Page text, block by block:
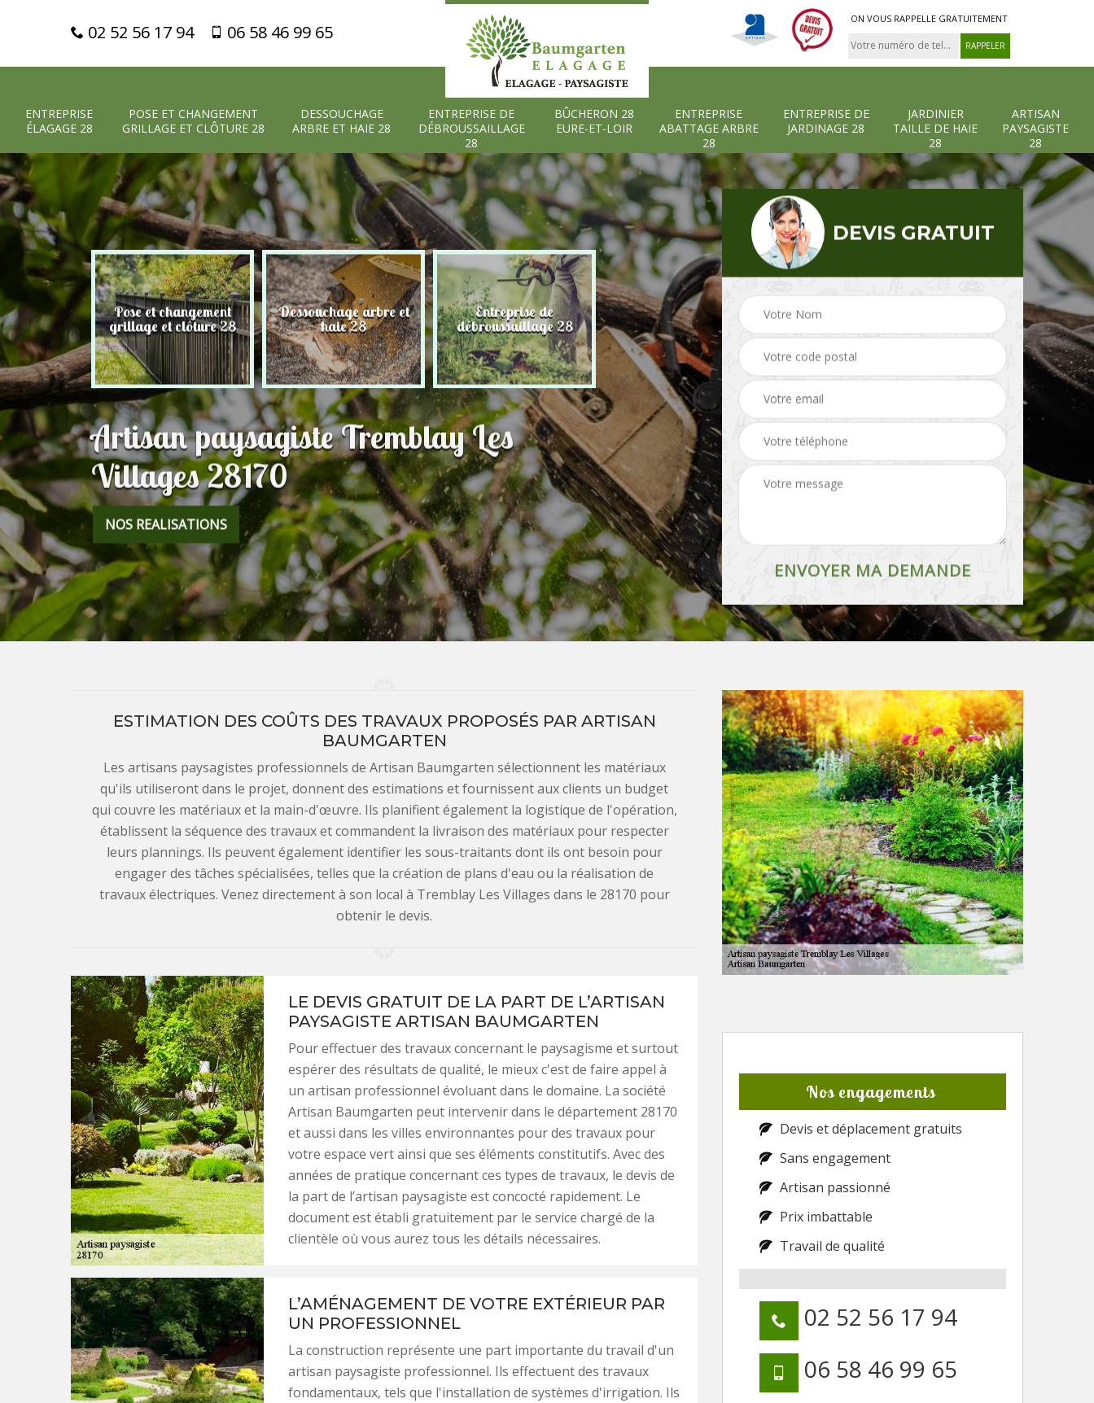
02 52 56 17 94 06 58 46 99 65
ON VOUS RAPPELLE GRATUITEMENT
ENTREPRISE
ÉLAGAGE 28
POSE ET CHANGEMENT
GRILLAGE ET CLÔTURE 28
DESSOUCHAGE
ARBRE ET HAIE 28
ENTREPRISE DE
DÉBROUSSAILLAGE
28
BÛCHERON 28
EURE-ET-LOIR
ENTREPRISE
ABATTAGE ARBRE
28
ENTREPRISE DE
JARDINAGE 28
JARDINIER
TAILLE DE HAIE
28
ARTISAN
PAYSAGISTE
28
28 Pose et changement
grillage et clôture 28
Dessouchage arbre et
haie 28
Entreprise de
débroussaillage 28
Bûcheron 28 Eure-et-
Loir
Entreprise abattage Entreprise de
jardinage 28
Artisan paysagiste Tremblay Les
Villages 28170
NOS REALISATIONS
DEVIS GRATUIT
ESTIMATION DES COÛTS DES TRAVAUX PROPOSÉS PAR ARTISAN
BAUMGARTEN
Les artisans paysagistes professionnels de Artisan Baumgarten sélectionnent les matériaux
qu'ils utiliseront dans le projet, donnent des estimations et fournissent aux clients un budget
qui couvre les matériaux et la main-d'œuvre. Ils planifient également la logistique de l'opération,
établissent la séquence des travaux et commandent la livraison des matériaux pour respecter
leurs plannings. Ils peuvent également identifier les sous-traitants dont ils ont besoin pour
engager des tâches spécialisées, telles que la création de plans d'eau ou la réalisation de
travaux électriques. Venez directement à son local à Tremblay Les Villages dans le 28170 pour
obtenir le devis.
LE DEVIS GRATUIT DE LA PART DE L’ARTISAN
PAYSAGISTE ARTISAN BAUMGARTEN
Pour effectuer des travaux concernant le paysagisme et surtout
espérer des résultats de qualité, le mieux c'est de faire appel à
un artisan professionnel évoluant dans le domaine. La société
Artisan Baumgarten peut intervenir dans le département 28170
et aussi dans les villes environnantes pour des travaux pour
votre espace vert ainsi que ses éléments constitutifs. Avec des
années de pratique concernant ces types de travaux, le devis de
la part de l’artisan paysagiste est concocté rapidement. Le
document est établi gratuitement par le service chargé de la
clientèle où vous aurez tous les détails nécessaires.
L’AMÉNAGEMENT DE VOTRE EXTÉRIEUR PAR
UN PROFESSIONNEL
La construction représente une part importante du travail d'un
artisan paysagiste professionnel. Ils effectuent des travaux
fondamentaux, tels que l'installation de systèmes d'irrigation. Ils
Nos engagements
Devis et déplacement gratuits
Sans engagement
Artisan passionné
Prix imbattable
Travail de qualité
02 52 56 17 94
06 58 46 99 65